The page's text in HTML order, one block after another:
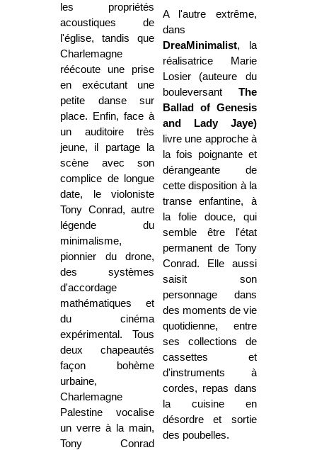
les propriétés
acoustiques de
l'église, tandis que
Charlemagne
réécoute une prise
en exécutant une
petite danse sur
place. Enfin, face à
un auditoire très
jeune, il partage la
scène avec son
complice de longue
date, le violoniste
Tony Conrad, autre
légende du
minimalisme,
pionnier du drone,
des systèmes
d'accordage
mathématiques et
du cinéma
expérimental. Tous
deux chapeautés
façon bohème
urbaine,
Charlemagne
Palestine vocalise
un verre à la main,
Tony Conrad
A l'autre extrême,
dans
DreaMinimalist, la
réalisatrice Marie
Losier (auteure du
bouleversant The
Ballad of Genesis
and Lady Jaye)
livre une approche à
la fois poignante et
dérangeante de
cette disposition à la
transe enfantine, à
la folie douce, qui
semble être l'état
permanent de Tony
Conrad. Elle aussi
saisit son
personnage dans
des moments de vie
quotidienne, entre
ses collections de
cassettes et
d'instruments à
cordes, repas dans
la cuisine en
désordre et sortie
des poubelles.